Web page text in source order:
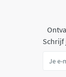
Schrijf